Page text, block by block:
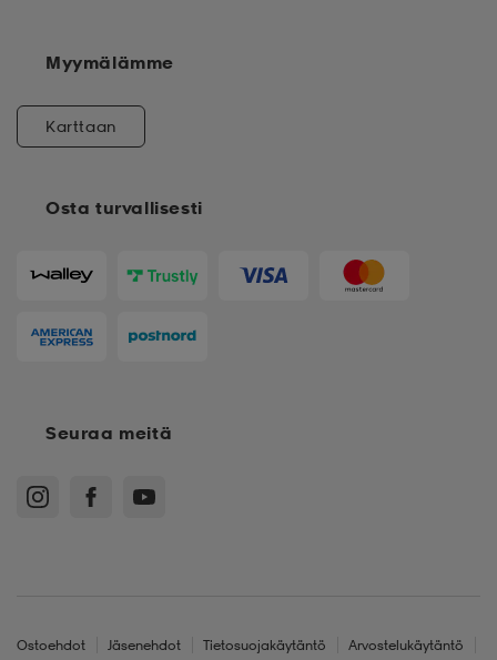
Osta turvallisesti
Myymälämme
Karttaan
Seuraa meitä
Ostoehdot Jäsenehdot Tietosuojakäytäntö Arvostelukäytäntö